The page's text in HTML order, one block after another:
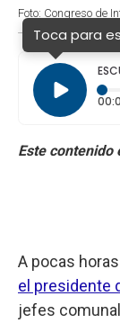
Foto: Congreso de
Toca para
A pocas
el presidente
jefes